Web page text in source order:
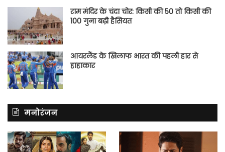
राम मंदिर के चंदा चोर: किसी की 50 तो किसी की
100 गुना बढ़ी हैसियत
आयरलैंड के खिलाफ भारत की पहली हार से
हाहाकार
मनोरंजन